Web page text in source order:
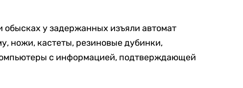
у задержанных изъяли автомат
ножи, кастеты, резиновые дубинки,
с информацией, подтверждающей